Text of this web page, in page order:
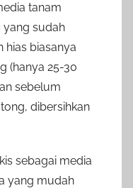
tanam
yang sudah
hias biasanya
(hanya 25-30
sebelum
dibersihkan
sebagai media
yang mudah